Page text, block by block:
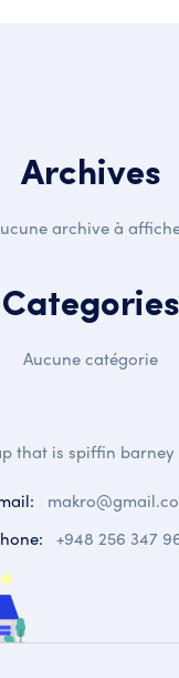
Archives
archive à
Categories
Aucune catégorie
that is spiffin
+948 256 347